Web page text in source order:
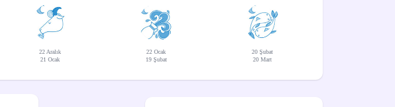
22 Aralık
21 Ocak
22 Ocak
19 Şubat
20 Şubat
20 Mart